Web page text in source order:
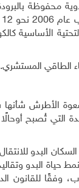
الأساسية
الطاقي المستشري.
الأطرش
التي تُصبح
البدو
حياة البدو
وفقًا للقانون